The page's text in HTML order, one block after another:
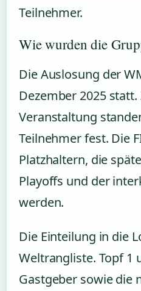
Teilnehmer.
Wie wurden die
Die Auslosung der
Dezember 2025
Veranstaltung
Teilnehmer fest. Die
Platzhaltern, die
Playoffs und der
werden.
Die Einteilung in die
Weltrangliste. Topf 1
Gastgeber sowie die